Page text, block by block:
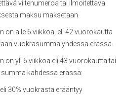
viitenumeroa tai ilmoitettava
maksu maksetaan.
on alle 6 viikkoa, eli 42 vuorokautta
vuokrasumma yhdessä erässä.
on yli 6 viikkoa eli 43 vuorokautta tai
kahdessa erässä:
30% vuokrasta erääntyy